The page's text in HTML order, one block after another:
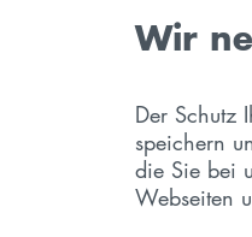
Wir
Der Schutz
speichern
die Sie bei
Webseiten